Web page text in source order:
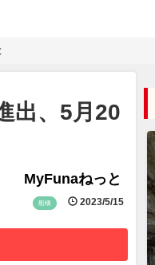
出、5月20
MyFunaねっと
船橋 2023/5/15